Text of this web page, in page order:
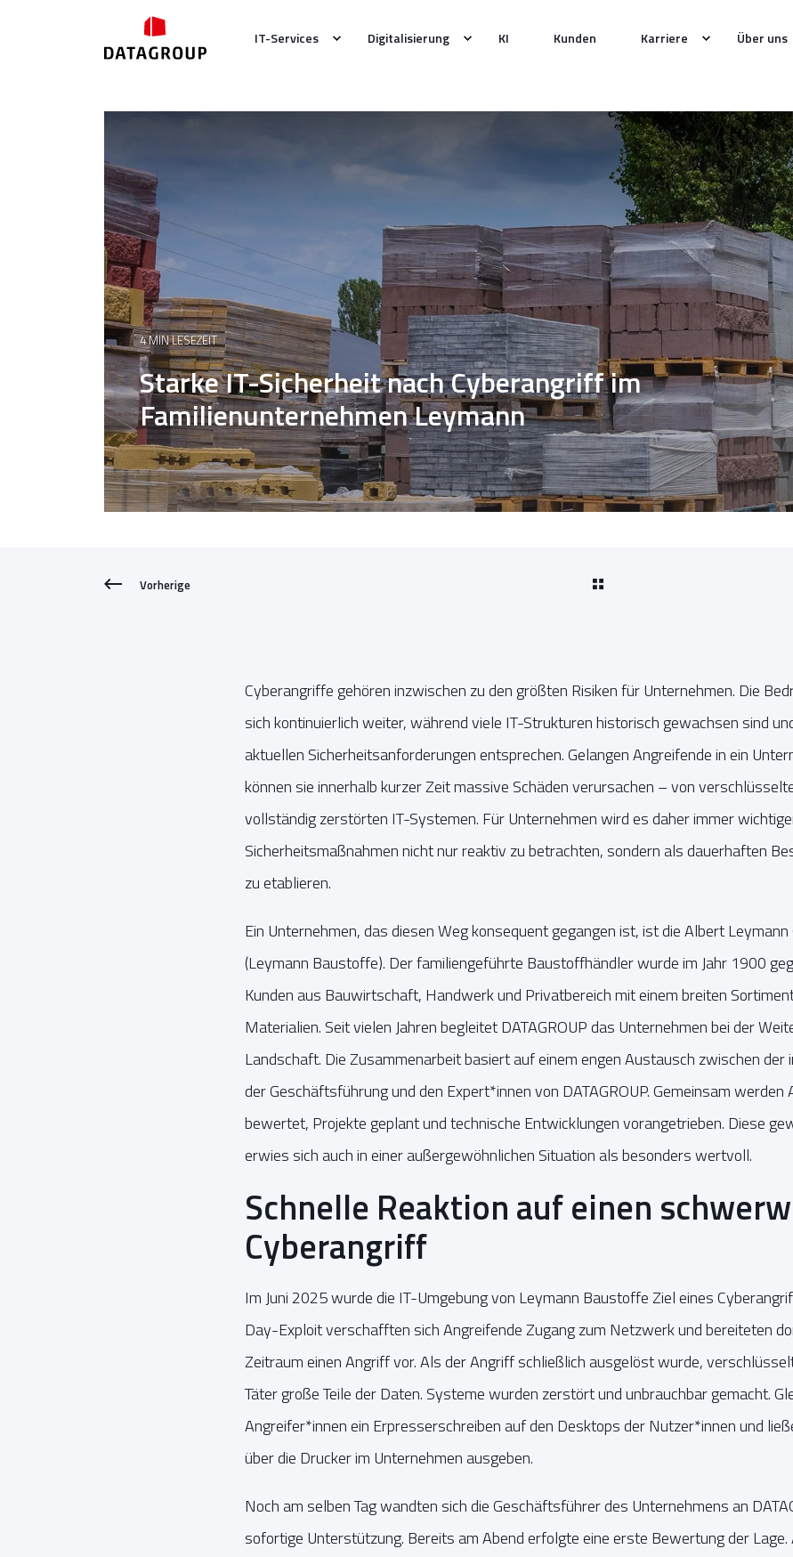
IT-Services Digitalisierung KI Kunden Karriere Über uns
4 MIN LESEZEIT
Starke IT-Sicherheit nach Cyberangriff im
Familienunternehmen Leymann
Vorherige
Cyberangriffe gehören inzwischen zu den größten Risiken für Unternehmen. Die
sich kontinuierlich weiter, während viele IT-Strukturen historisch gewachsen sind
aktuellen Sicherheitsanforderungen entsprechen. Gelangen Angreifende in ein
können sie innerhalb kurzer Zeit massive Schäden verursachen – von
vollständig zerstörten IT-Systemen. Für Unternehmen wird es daher immer
Sicherheitsmaßnahmen nicht nur reaktiv zu betrachten, sondern als dauerhaften
zu etablieren.
Ein Unternehmen, das diesen Weg konsequent gegangen ist, ist die Albert Leymann
(Leymann Baustoffe). Der familiengeführte Baustoffhändler wurde im Jahr 1900
Kunden aus Bauwirtschaft, Handwerk und Privatbereich mit einem breiten
Materialien. Seit vielen Jahren begleitet DATAGROUP das Unternehmen bei der
Landschaft. Die Zusammenarbeit basiert auf einem engen Austausch zwischen der
der Geschäftsführung und den Expert*innen von DATAGROUP. Gemeinsam werden
bewertet, Projekte geplant und technische Entwicklungen vorangetrieben. Diese
erwies sich auch in einer außergewöhnlichen Situation als besonders wertvoll.
Schnelle Reaktion auf einen
Cyberangriff
Im Juni 2025 wurde die IT-Umgebung von Leymann Baustoffe Ziel eines
Day-Exploit verschafften sich Angreifende Zugang zum Netzwerk und bereiteten
Zeitraum einen Angriff vor. Als der Angriff schließlich ausgelöst wurde,
Täter große Teile der Daten. Systeme wurden zerstört und unbrauchbar gemacht.
Angreifer*innen ein Erpresserschreiben auf den Desktops der Nutzer*innen und
über die Drucker im Unternehmen ausgeben.
Noch am selben Tag wandten sich die Geschäftsführer des Unternehmens an
sofortige Unterstützung. Bereits am Abend erfolgte eine erste Bewertung der Lage.